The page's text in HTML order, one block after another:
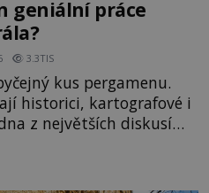
geniální práce
3.3TIS
kus pergamenu.
historici, kartografové i
z největších diskusí
admirál Piri Reis roku
překvapuje